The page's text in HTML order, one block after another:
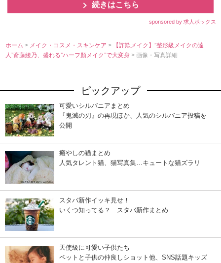
続きはこちら
sponsored by 求人ボックス
ホーム > メイク・コスメ・スキンケア>
【詐欺メイク】”整形級メイクの達
人”斎藤綾乃、盛れる”ハーフ顏メイク”で大変身> 画像・写真詳細
ピックアップ
可愛いシルバニアまとめ
『鬼滅の刃』の再現ほか、人気のシルバニア投稿を
公開
癒やしの猫まとめ
人気タレント猫、猫写真集…キュートな猫ズラリ
スタバ新作イッキ見せ！
いくつ知ってる？ スタバ新作まとめ
天使級に可愛い子供たち
ペットと子供の仲良しショット他、SNS話題キッズ